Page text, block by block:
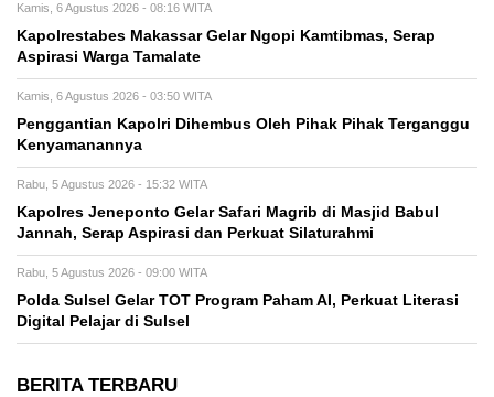
Kamis, 6 Agustus 2026 - 08:16 WITA
Kapolrestabes Makassar Gelar Ngopi Kamtibmas, Serap
Aspirasi Warga Tamalate
Kamis, 6 Agustus 2026 - 03:50 WITA
Penggantian Kapolri Dihembus Oleh Pihak Pihak Terganggu
Kenyamanannya
Rabu, 5 Agustus 2026 - 15:32 WITA
Kapolres Jeneponto Gelar Safari Magrib di Masjid Babul
Jannah, Serap Aspirasi dan Perkuat Silaturahmi
Rabu, 5 Agustus 2026 - 09:00 WITA
Polda Sulsel Gelar TOT Program Paham AI, Perkuat Literasi
Digital Pelajar di Sulsel
BERITA TERBARU